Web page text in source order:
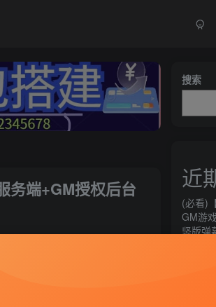
务端+GM授权后台
搜索
近
(必看)
GM游
竖版弹
騎士
+CDK
横版
动搭